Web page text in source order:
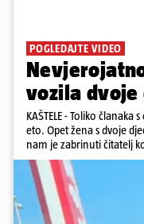
POGLEDAJTE VIDEO
vozila dvoje
KAŠTELE - Toliko
eto. Opet žena s dvoje
nam je zabrinuti čitatelj
romobilu u četvrtak
pol od smrti dječaka
odnio je još jedan mladi
Zagreb, u ponedjeljak
zadobivenima u padu s